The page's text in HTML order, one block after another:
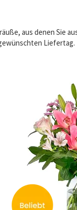
aus denen Sie
Liefertag.